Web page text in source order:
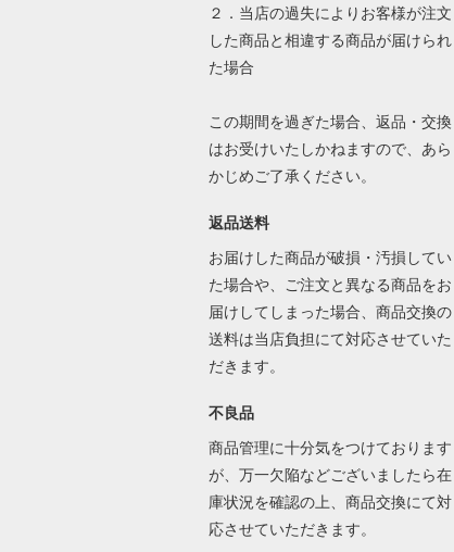
２．当店の過失によりお客様が注文
した商品と相違する商品が届けられ
た場合
この期間を過ぎた場合、返品・交換
はお受けいたしかねますので、あら
かじめご了承ください。
返品送料
お届けした商品が破損・汚損してい
た場合や、ご注文と異なる商品をお
届けしてしまった場合、商品交換の
送料は当店負担にて対応させていた
だきます。
不良品
商品管理に十分気をつけております
が、万一欠陥などございましたら在
庫状況を確認の上、商品交換にて対
応させていただきます。